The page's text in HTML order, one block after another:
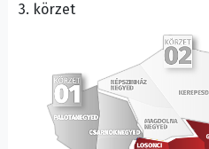
3. körzet